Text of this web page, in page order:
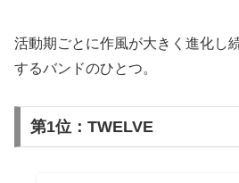
活動期ごとに作風が大きく進化し
するバンドのひとつ。
第1位：TWELVE